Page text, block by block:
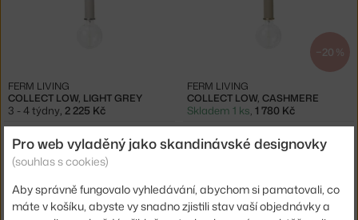
COLLECT LOW, LIGHT GREY
FERM LIVING
3 - 4 týdny, 2 225 Kč
−20 %
COLLECT LOW, CASHMERE
FERM LIVING
Skladem 1 ks, 1 780 Kč
Pro web vyladěný jako skandinávské designovky
(souhlas s cookies)
Aby správně fungovalo vyhledávání, abychom si pamatovali, co
máte v košíku, abyste vy snadno zjistili stav vaší objednávky a